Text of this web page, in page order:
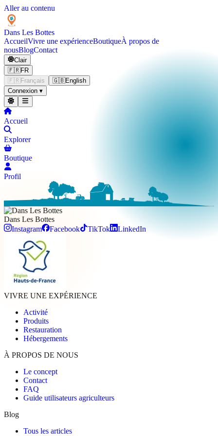
Aller au contenu
Dans Les Bottes
AccueilVivre une expérienceBoutiqueÀ propos de
nousBlogContact
Clair
🇫🇷FR
🇫🇷 Français 🇬🇧English
Connexion ▾
Accueil
Explorer
Boutique
Profil
Dans Les Bottes
Instagram
Facebook TikTok LinkedIn
VIVRE UNE EXPÉRIENCE
Activité
Produits
Restauration
Hébergements
À PROPOS DE NOUS
Le concept
Contact
FAQ
Guide utilisateurs agriculteurs
Blog
Tous les articles